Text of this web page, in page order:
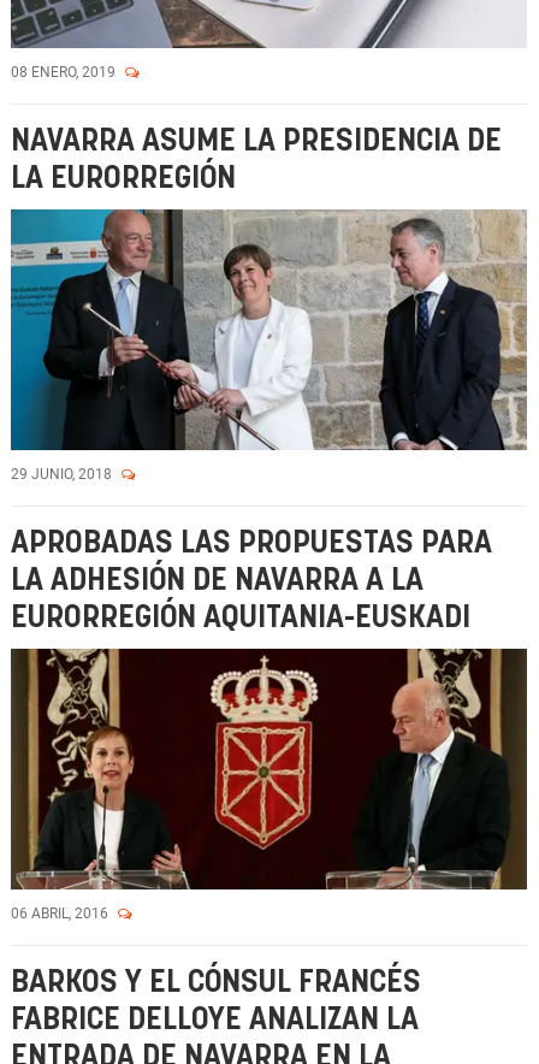
08 ENERO, 2019
NAVARRA ASUME LA PRESIDENCIA DE
LA EURORREGIÓN
29 JUNIO, 2018
APROBADAS LAS PROPUESTAS PARA
LA ADHESIÓN DE NAVARRA A LA
EURORREGIÓN AQUITANIA-EUSKADI
06 ABRIL, 2016
BARKOS Y EL CÓNSUL FRANCÉS
FABRICE DELLOYE ANALIZAN LA
ENTRADA DE NAVARRA EN LA